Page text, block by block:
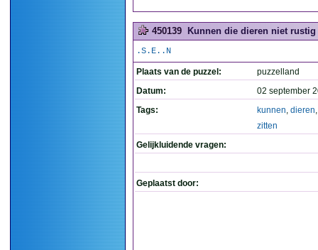
450139 Kunnen die dieren niet rustig
.S.E..N
Plaats van de puzzel:
puzzelland
Datum:
02 september
Tags:
kunnen, dieren
zitten
Gelijkluidende vragen:
Geplaatst door: